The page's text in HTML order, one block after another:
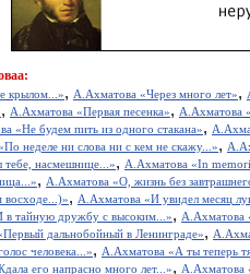
крылом...», А.Ахматова «Через много лет»,
, А.Ахматова «Первая песенка», А.Ахматова
«Не будем пить из одного стакана»,
неделе ни слова ни с кем не скажу...»,
тебе, насмешнице...», А.Ахматова «In
, А.Ахматова «О, жизнь без
восходе...)», А.Ахматова «И увидел месяц
в тайную дружбу с высоким...», А.Ахматова
дальнобойный в Ленинграде»,
человека...», А.Ахматова «А ты теперь
его напрасно много лет...», А.Ахматова